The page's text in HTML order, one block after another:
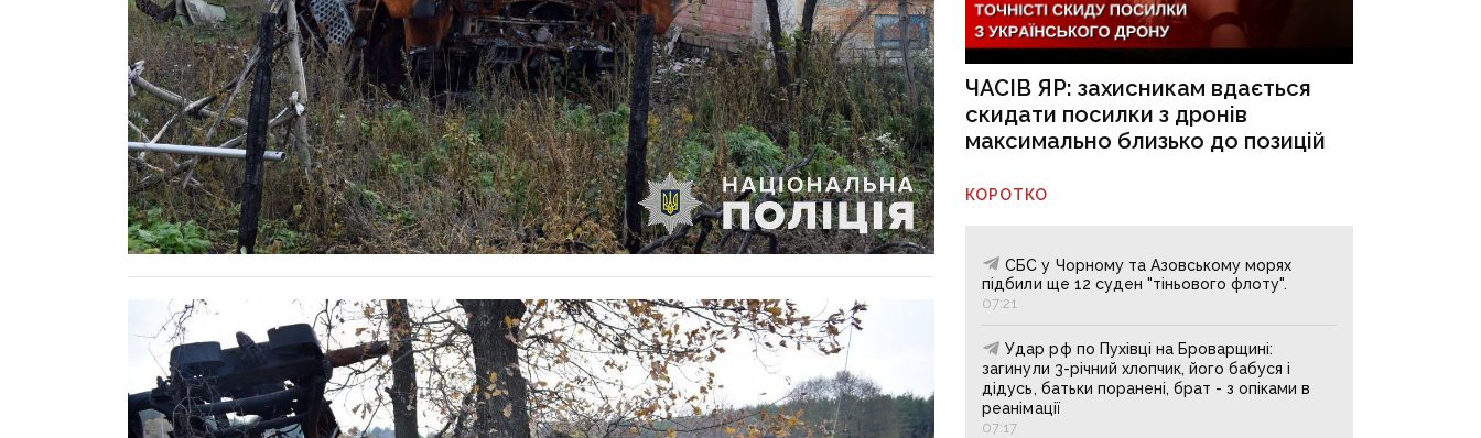
ЧАСІВ ЯР: захисникам вдається
скидати посилки з дронів
максимально близько до позицій
КОРОТКО
СБС у Чорному та Азовському морях
підбили ще 12 суден "тіньового флоту".
07:21
Удар рф по Пухівці на Броварщині:
загинули 3-річний хлопчик, його бабуся і
дідусь, батьки поранені, брат - з опіками в
реанімації
07:17